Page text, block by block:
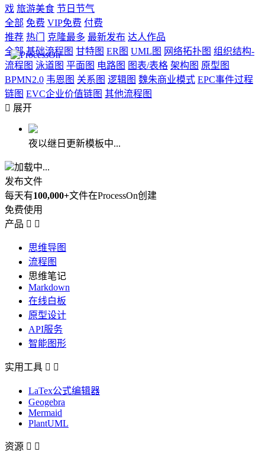
戏 旅游美食 节日节气
全部 免费 VIP免费 付费
推荐 热门 克隆最多 最新发布 达人作品
全部 基础流程图 甘特图 ER图 UML图 网络拓扑图 组织结构-
流程图 泳道图 平面图 电路图 图表/表格 架构图 原型图
BPMN2.0 韦恩图 关系图 逻辑图 魏朱商业模式 EPC事件过程
链图 EVC企业价值链图 其他流程图
 展开
夜以继日更新模板中...
加载中...
发布文件
每天有100,000+文件在ProcessOn创建
免费使用
产品  
思维导图
流程图
思维笔记
Markdown
在线白板
原型设计
API服务
智能图形
实用工具  
LaTex公式编辑器
Geogebra
Mermaid
PlantUML
资源  